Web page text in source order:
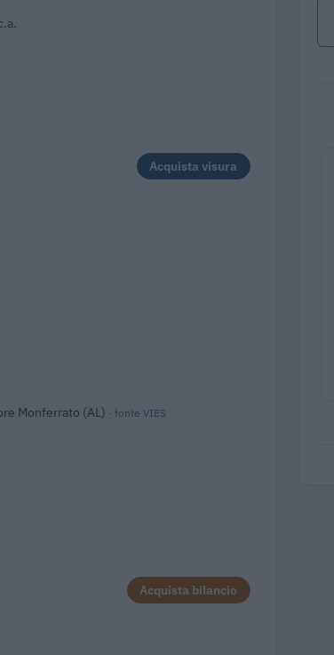
Acquista visura
Monferrato (AL) · fonte VIES
Acquista bilancio